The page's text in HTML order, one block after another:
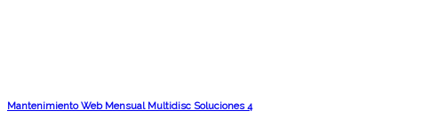
Mantenimiento Web Mensual Multidisc Soluciones 4